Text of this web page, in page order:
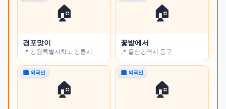
🏠
경포맞이
📍 강원특별자치도 강릉시
🏠
꽃밭에서
📍 울산광역시 동구
🏠
🏙 외국인
🏠
🏙 외국인